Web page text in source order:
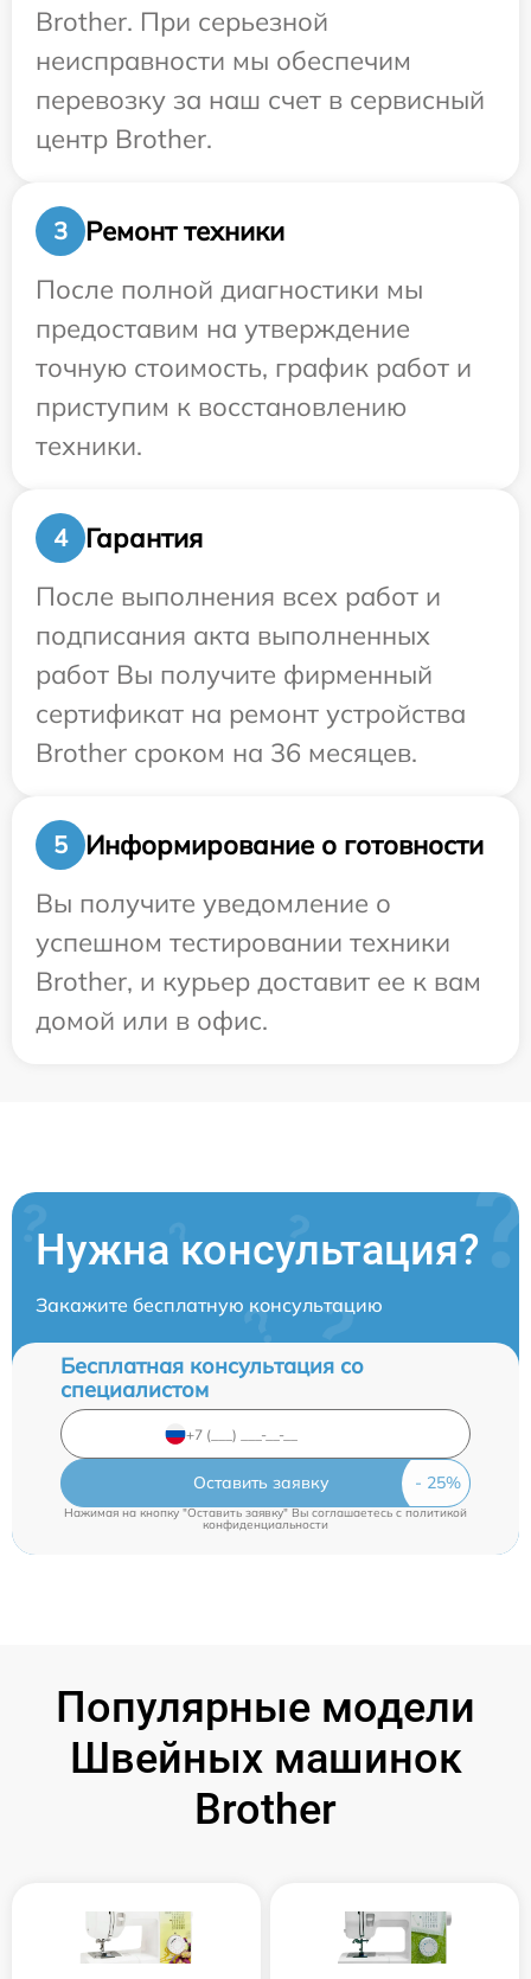
Brother. При серьезной
неисправности мы обеспечим
перевозку за наш счет в сервисный
центр Brother.
3
Ремонт техники
После полной диагностики мы
предоставим на утверждение
точную стоимость, график работ и
приступим к восстановлению
техники.
4
Гарантия
После выполнения всех работ и
подписания акта выполненных
работ Вы получите фирменный
сертификат на ремонт устройства
Brother сроком на 36 месяцев.
5
Информирование о готовности
Вы получите уведомление о
успешном тестировании техники
Brother, и курьер доставит ее к вам
домой или в офис.
Нужна консультация?
Закажите бесплатную консультацию
Бесплатная консультация со
специалистом
Оставить заявку
Нажимая на кнопку "Оставить заявку" Вы соглашаетесь c политикой
конфиденциальности
Популярные модели
Швейных машинок
Brother